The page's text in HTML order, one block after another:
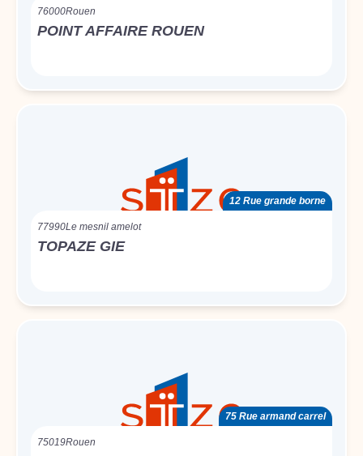
76000Rouen
POINT AFFAIRE ROUEN
12 Rue grande borne
77990Le mesnil amelot
TOPAZE GIE
75 Rue armand carrel
75019Rouen